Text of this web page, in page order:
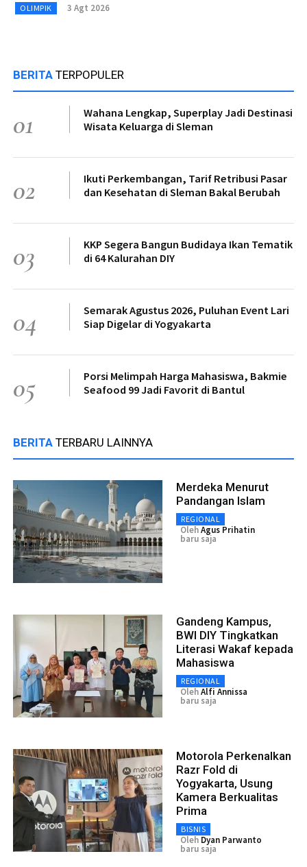
OLIMPIK 3 Agt 2026
BERITA TERPOPULER
01
Wahana Lengkap, Superplay Jadi Destinasi
Wisata Keluarga di Sleman
02
Ikuti Perkembangan, Tarif Retribusi Pasar
dan Kesehatan di Sleman Bakal Berubah
03
KKP Segera Bangun Budidaya Ikan Tematik
di 64 Kalurahan DIY
04
Semarak Agustus 2026, Puluhan Event Lari
Siap Digelar di Yogyakarta
05
Porsi Melimpah Harga Mahasiswa, Bakmie
Seafood 99 Jadi Favorit di Bantul
BERITA TERBARU LAINNYA
Merdeka Menurut
Pandangan Islam
REGIONAL
OlehAgus Prihatin
baru saja
Gandeng Kampus,
BWI DIY Tingkatkan
Literasi Wakaf kepada
Mahasiswa
REGIONAL
OlehAlfi Annissa
baru saja
Motorola Perkenalkan
Razr Fold di
Yogyakarta, Usung
Kamera Berkualitas
Prima
BISNIS
Oleh Dyan Parwanto
baru saja